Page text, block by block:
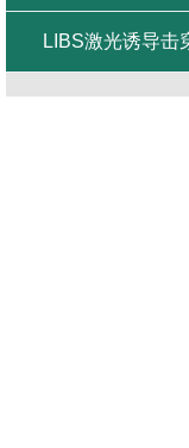
LIBS激光诱导击